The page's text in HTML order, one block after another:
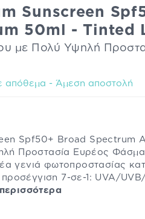
Sunscreen
50ml - Tinted
με Πολύ Υψηλή
απόθεμα - Άμεση αποστολή
Spf50+ Broad Spectrum
Προστασία Ευρέος
γενιά φωτοπροστασίας
προσέγγιση 7-σε-1: UVA/